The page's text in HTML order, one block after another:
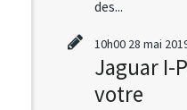
des...
10h00 28 mai
Jaguar I-
votre